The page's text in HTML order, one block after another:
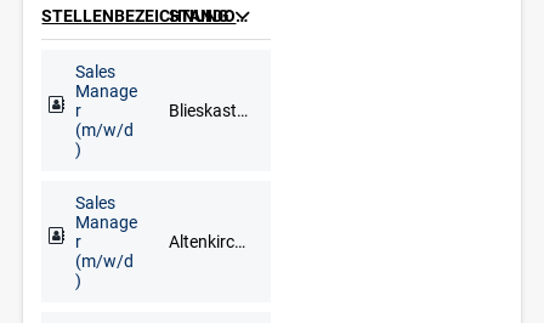
STELLENBEZEICHNUNG STANDORT
Sales
Manage
r
(m/w/d
)
Blieskastel, Dillingen/Saar, Homburg, Merzig, Neunkirchen, Saarbrücken, Saarlouis, Sankt Ingbert, Sulzbach (Taunus), Völklingen
Sales
Manage
r
(m/w/d
)
Altenkirchen (Westerwald), Andernach, Bendorf, Cochem, Koblenz, Mayen, Montabaur, Neuwied, Trier, Westerburg